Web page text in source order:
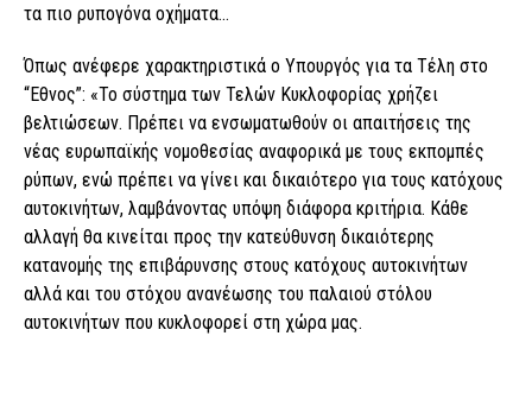
τα πιο ρυπογόνα οχήματα…
Όπως ανέφερε χαρακτηριστικά ο Υπουργός για τα Τέλη στο
“Εθνος”: «Το σύστηµα των Τελών Κυκλοφορίας χρήζει
βελτιώσεων. Πρέπει να ενσωµατωθούν οι απαιτήσεις της
νέας ευρωπαϊκής νοµοθεσίας αναφορικά µε τους εκποµπές
ρύπων, ενώ πρέπει να γίνει και δικαιότερο για τους κατόχους
αυτοκινήτων, λαµβάνοντας υπόψη διάφορα κριτήρια. Κάθε
αλλαγή θα κινείται προς την κατεύθυνση δικαιότερης
κατανοµής της επιβάρυνσης στους κατόχους αυτοκινήτων
αλλά και του στόχου ανανέωσης του παλαιού στόλου
αυτοκινήτων που κυκλοφορεί στη χώρα µας.